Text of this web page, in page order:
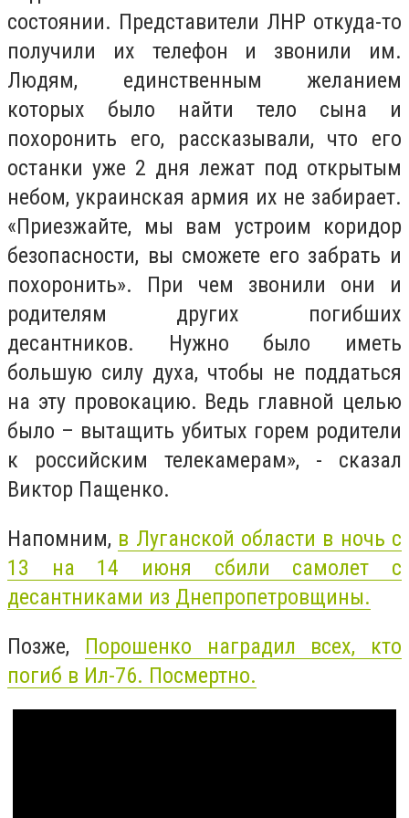
состоянии. Представители ЛНР откуда-то
получили их телефон и звонили им.
Людям, единственным желанием
которых было найти тело сына и
похоронить его, рассказывали, что его
останки уже 2 дня лежат под открытым
небом, украинская армия их не забирает.
«Приезжайте, мы вам устроим коридор
безопасности, вы сможете его забрать и
похоронить». При чем звонили они и
родителям других погибших
десантников. Нужно было иметь
большую силу духа, чтобы не поддаться
на эту провокацию. Ведь главной целью
было – вытащить убитых горем родители
к российским телекамерам», - сказал
Виктор Пащенко.
Напомним, в Луганской области в ночь с
13 на 14 июня сбили самолет с
десантниками из Днепропетровщины.
Позже, Порошенко наградил всех, кто
погиб в Ил-76. Посмертно.